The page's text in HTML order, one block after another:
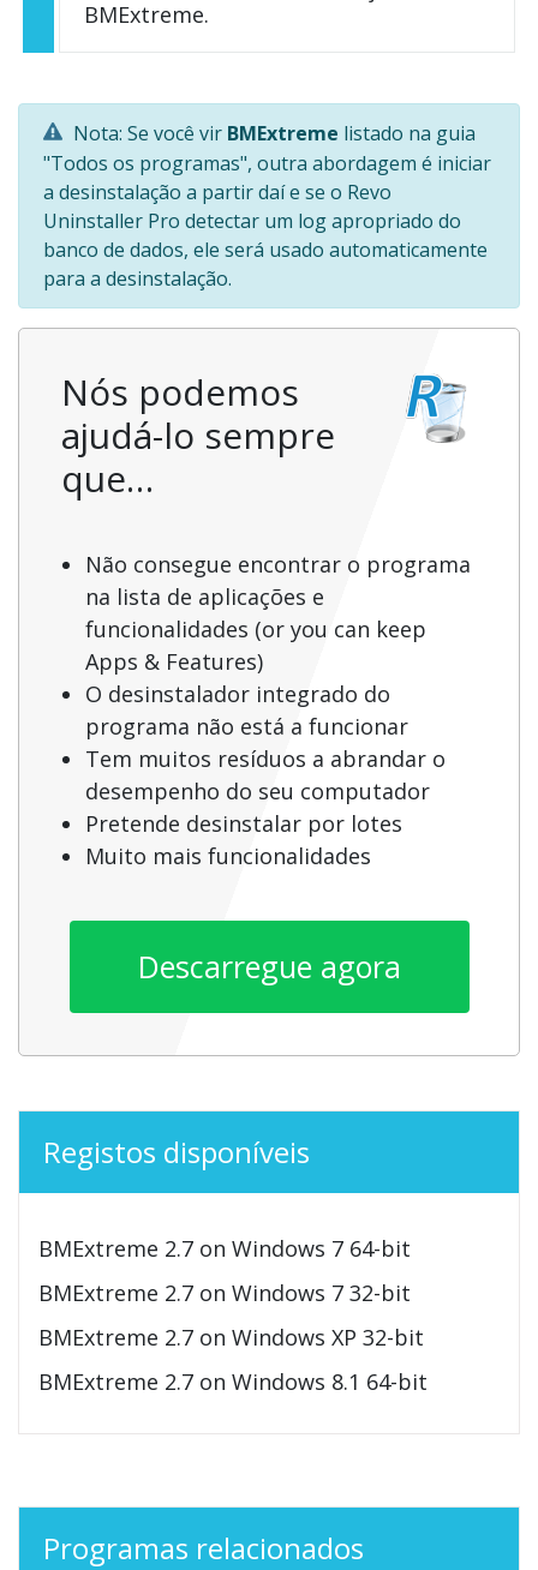
BMExtreme.
Nota: Se você vir BMExtreme listado na guia
"Todos os programas", outra abordagem é iniciar
a desinstalação a partir daí e se o Revo
Uninstaller Pro detectar um log apropriado do
banco de dados, ele será usado automaticamente
para a desinstalação.
Nós podemos
ajudá-lo sempre
que…
Não consegue encontrar o programa
na lista de aplicações e
funcionalidades (or you can keep
Apps & Features)
O desinstalador integrado do
programa não está a funcionar
Tem muitos resíduos a abrandar o
desempenho do seu computador
Pretende desinstalar por lotes
Muito mais funcionalidades
Descarregue agora
Registos disponíveis
BMExtreme 2.7 on Windows 7 64-bit
BMExtreme 2.7 on Windows 7 32-bit
BMExtreme 2.7 on Windows XP 32-bit
BMExtreme 2.7 on Windows 8.1 64-bit
Programas relacionados